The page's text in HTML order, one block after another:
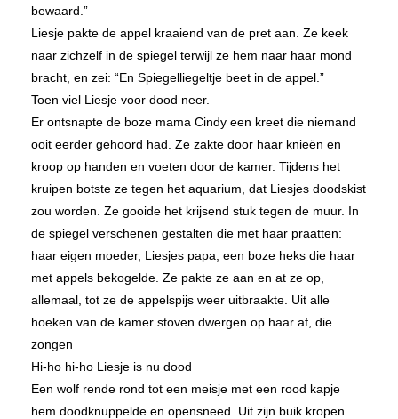
bewaard.”
Liesje pakte de appel kraaiend van de pret aan. Ze keek
naar zichzelf in de spiegel terwijl ze hem naar haar mond
bracht, en zei: “En Spiegelliegeltje beet in de appel.”
Toen viel Liesje voor dood neer.
Er ontsnapte de boze mama Cindy een kreet die niemand
ooit eerder gehoord had. Ze zakte door haar knieën en
kroop op handen en voeten door de kamer. Tijdens het
kruipen botste ze tegen het aquarium, dat Liesjes doodskist
zou worden. Ze gooide het krijsend stuk tegen de muur. In
de spiegel verschenen gestalten die met haar praatten:
haar eigen moeder, Liesjes papa, een boze heks die haar
met appels bekogelde. Ze pakte ze aan en at ze op,
allemaal, tot ze de appelspijs weer uitbraakte. Uit alle
hoeken van de kamer stoven dwergen op haar af, die
zongen
Hi-ho hi-ho Liesje is nu dood
Een wolf rende rond tot een meisje met een rood kapje
hem doodknuppelde en opensneed. Uit zijn buik kropen